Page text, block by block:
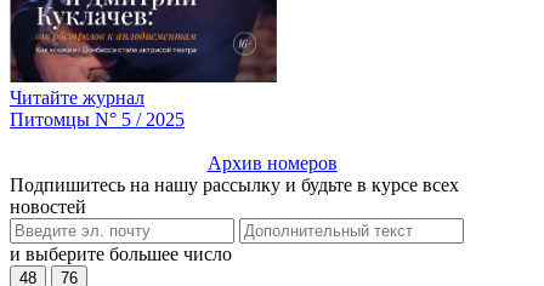
Читайте журнал
Питомцы N° 5 / 2025
Архив номеров
Подпишитесь на нашу рассылку и будьте в курсе всех
новостей
и выберите большее число
48 76